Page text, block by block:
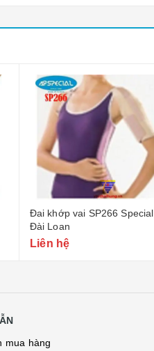
Đai khớp vai SP266 Special
Đài Loan
Liên hệ
mua hàng